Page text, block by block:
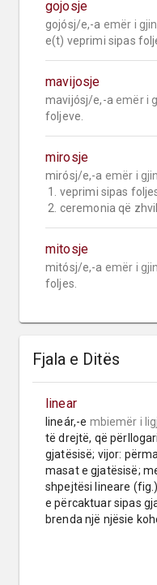
gojosje
gojósj/e,-a emër i
e(t) veprimi sipas
mavijosje
mavijósj/e,-a emër i
foljeve.
mirosje
mirósj/e,-a emër i
2. ceremonia që
mitosje
mitósj/e,-a emër i
foljes.
Fjala e Ditës
linear
lineár,-e mbiemër i
të drejtë, që
gjatësisë; vijor:
masat e gjatësisë;
shpejtësi lineare
e përcaktuar sipas
brenda një njësie